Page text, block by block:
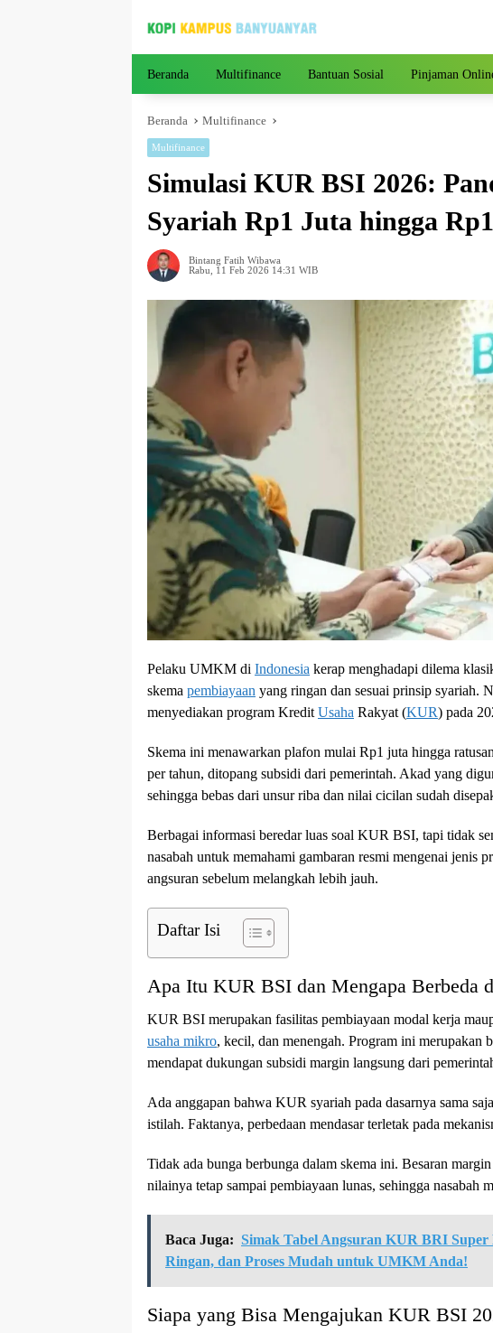
Beranda Multifinance Bantuan Sosial Pinjaman
Beranda Multifinance
Multifinance
Simulasi KUR BSI 2026:
Syariah Rp1 Juta hingga
Bintang Fatih Wibawa
Rabu, 11 Feb 2026 14:31 WIB
Pelaku UMKM di Indonesia kerap menghadapi dilema
skema pembiayaan yang ringan dan sesuai prinsip syariah.
menyediakan program KreditUsaha Rakyat (KUR) pada
Skema ini menawarkan plafon mulai Rp1 juta hingga
per tahun, ditopang subsidi dari pemerintah. Akad yang
sehingga bebas dari unsur riba dan nilai cicilan sudah
Berbagai informasi beredar luas soal KUR BSI, tapi tidak
nasabah untuk memahami gambaran resmi mengenai jenis
angsuran sebelum melangkah lebih jauh.
Daftar Isi
Apa Itu KUR BSI dan Mengapa Berbeda
KUR BSI merupakan fasilitas pembiayaan modal kerja
usaha mikro, kecil, dan menengah. Program ini merupakan
mendapat dukungan subsidi margin langsung dari
Ada anggapan bahwa KUR syariah pada dasarnya sama
istilah. Faktanya, perbedaan mendasar terletak pada
Tidak ada bunga berbunga dalam skema ini. Besaran
nilainya tetap sampai pembiayaan lunas, sehingga nasabah
Baca Juga: Simak Tabel Angsuran KUR BRI
Ringan, dan Proses Mudah untuk UMKM Anda!
Siapa yang Bisa Mengajukan KUR BSI